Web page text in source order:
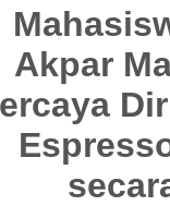
Akpar